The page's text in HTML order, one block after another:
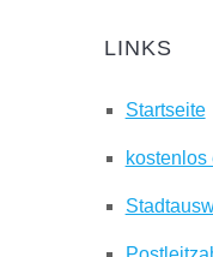
LINKS
Startseite
kostenlos